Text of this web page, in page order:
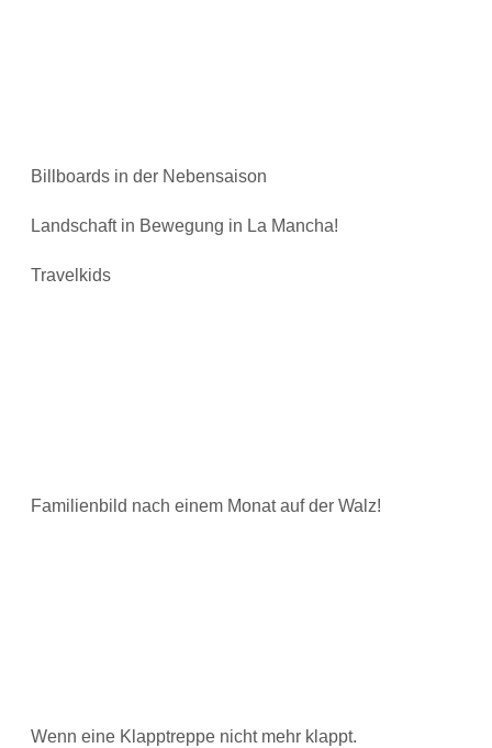
Billboards in der Nebensaison
Landschaft in Bewegung in La Mancha!
Travelkids
Familienbild nach einem Monat auf der Walz!
Wenn eine Klapptreppe nicht mehr klappt.